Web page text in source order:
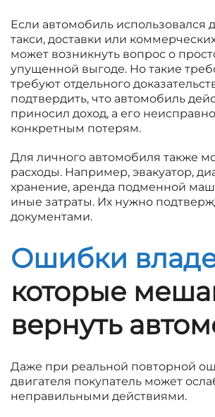
Если автомобиль использовался
такси, доставки или
может возникнуть вопрос о
упущенной выгоде. Но такие
требуют отдельного
подтвердить, что автомобиль
приносил доход, а его
конкретным потерям.
Для личного автомобиля также
расходы. Например, эвакуатор,
хранение, аренда подменной
иные затраты. Их нужно
документами.
Ошибки
которые
вернуть
Даже при реальной повторной
двигателя покупатель может
неправильными действиями.